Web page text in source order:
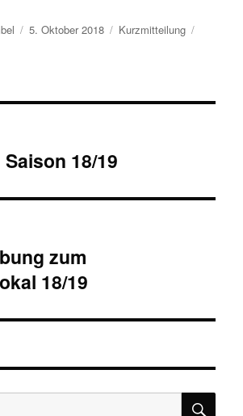
Veröffentlicht
5. Oktober 2018 Format
Kurzmitteilung
18/19
zum
18/19